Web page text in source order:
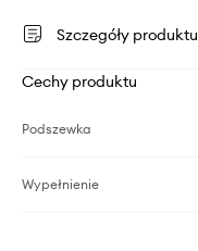
Szczegóły produktu
Cechy produktu
Podszewka
Wypełnienie